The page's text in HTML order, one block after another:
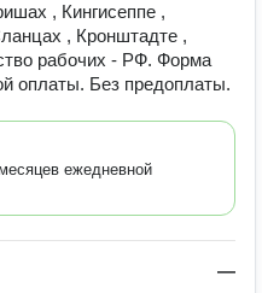
, Кингисеппе ,
, Кронштадте ,
рабочих - РФ. Форма
оплаты. Без предоплаты.
ежедневной
—